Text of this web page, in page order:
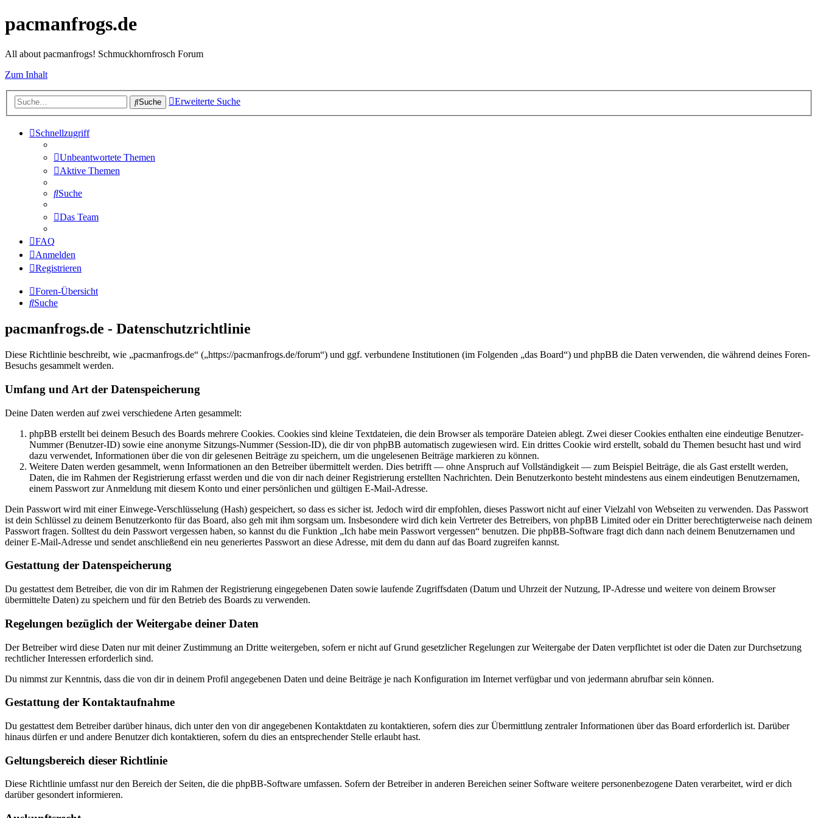
pacmanfrogs.de
All about pacmanfrogs! Schmuckhornfrosch Forum
Zum Inhalt
Suche Erweiterte Suche
Schnellzugriff
Unbeantwortete Themen
Aktive Themen
Suche
Das Team
FAQ
Anmelden
Registrieren
Foren-Übersicht
Suche
pacmanfrogs.de - Datenschutzrichtlinie
Diese Richtlinie beschreibt, wie „pacmanfrogs.de“ („https://pacmanfrogs.de/forum“) und ggf. verbundene Institutionen (im Folgenden „das Board“) und phpBB die Daten verwenden, die während deines Foren-
Besuchs gesammelt werden.
Umfang und Art der Datenspeicherung
Deine Daten werden auf zwei verschiedene Arten gesammelt:
phpBB erstellt bei deinem Besuch des Boards mehrere Cookies. Cookies sind kleine Textdateien, die dein Browser als temporäre Dateien ablegt. Zwei dieser Cookies enthalten eine eindeutige Benutzer-
Nummer (Benutzer-ID) sowie eine anonyme Sitzungs-Nummer (Session-ID), die dir von phpBB automatisch zugewiesen wird. Ein drittes Cookie wird erstellt, sobald du Themen besucht hast und wird
dazu verwendet, Informationen über die von dir gelesenen Beiträge zu speichern, um die ungelesenen Beiträge markieren zu können.
Weitere Daten werden gesammelt, wenn Informationen an den Betreiber übermittelt werden. Dies betrifft — ohne Anspruch auf Vollständigkeit — zum Beispiel Beiträge, die als Gast erstellt werden,
Daten, die im Rahmen der Registrierung erfasst werden und die von dir nach deiner Registrierung erstellten Nachrichten. Dein Benutzerkonto besteht mindestens aus einem eindeutigen Benutzernamen,
einem Passwort zur Anmeldung mit diesem Konto und einer persönlichen und gültigen E-Mail-Adresse.
Dein Passwort wird mit einer Einwege-Verschlüsselung (Hash) gespeichert, so dass es sicher ist. Jedoch wird dir empfohlen, dieses Passwort nicht auf einer Vielzahl von Webseiten zu verwenden. Das Passwort
ist dein Schlüssel zu deinem Benutzerkonto für das Board, also geh mit ihm sorgsam um. Insbesondere wird dich kein Vertreter des Betreibers, von phpBB Limited oder ein Dritter berechtigterweise nach deinem
Passwort fragen. Solltest du dein Passwort vergessen haben, so kannst du die Funktion „Ich habe mein Passwort vergessen“ benutzen. Die phpBB-Software fragt dich dann nach deinem Benutzernamen und
deiner E-Mail-Adresse und sendet anschließend ein neu generiertes Passwort an diese Adresse, mit dem du dann auf das Board zugreifen kannst.
Gestattung der Datenspeicherung
Du gestattest dem Betreiber, die von dir im Rahmen der Registrierung eingegebenen Daten sowie laufende Zugriffsdaten (Datum und Uhrzeit der Nutzung, IP-Adresse und weitere von deinem Browser
übermittelte Daten) zu speichern und für den Betrieb des Boards zu verwenden.
Regelungen bezüglich der Weitergabe deiner Daten
Der Betreiber wird diese Daten nur mit deiner Zustimmung an Dritte weitergeben, sofern er nicht auf Grund gesetzlicher Regelungen zur Weitergabe der Daten verpflichtet ist oder die Daten zur Durchsetzung
rechtlicher Interessen erforderlich sind.
Du nimmst zur Kenntnis, dass die von dir in deinem Profil angegebenen Daten und deine Beiträge je nach Konfiguration im Internet verfügbar und von jedermann abrufbar sein können.
Gestattung der Kontaktaufnahme
Du gestattest dem Betreiber darüber hinaus, dich unter den von dir angegebenen Kontaktdaten zu kontaktieren, sofern dies zur Übermittlung zentraler Informationen über das Board erforderlich ist. Darüber
hinaus dürfen er und andere Benutzer dich kontaktieren, sofern du dies an entsprechender Stelle erlaubt hast.
Geltungsbereich dieser Richtlinie
Diese Richtlinie umfasst nur den Bereich der Seiten, die die phpBB-Software umfassen. Sofern der Betreiber in anderen Bereichen seiner Software weitere personenbezogene Daten verarbeitet, wird er dich
darüber gesondert informieren.